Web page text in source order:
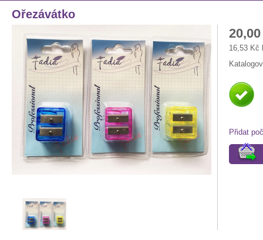
Ořezávátko
16,53 Kč
Přidat